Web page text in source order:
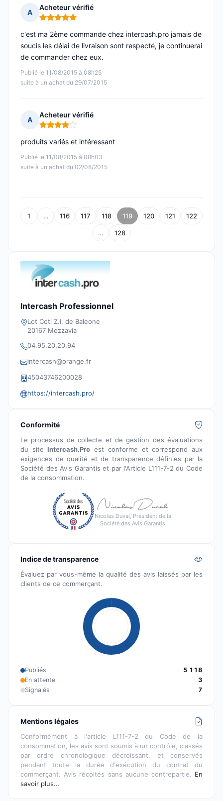
A
Acheteur vérifié
Note : 5 sur 5
Publié le 11/08/2015 à 08h25
suite à un achat du 29/07/2015
c'est ma 2ème commande chez intercash.pro jamais de
soucis les délai de livraison sont respecté, je continuerai
de commander chez eux.
A
Acheteur vérifié
Note : 4 sur 5
Publié le 11/08/2015 à 08h03
suite à un achat du 02/08/2015
produits variés et intéressant
1 … 116 117 118 119 120 121 122
… 128
Intercash Professionnel
Lot Coti Z.I. de Baleone
20167 Mezzavia
04.95.20.20.94
intercash@orange.fr
45043746200028
https://intercash.pro/
Conformité
Le processus de collecte et de gestion des évaluations
du siteIntercash.Pro est conforme et correspond aux
exigences de qualité et de transparence définies par la
Société des Avis Garantis et par l'Article L111-7-2 du Code
de la consommation.
Nicolas Duval, Président de la
Société des Avis Garantis
Indice de transparence
Évaluez par vous-même la qualité des avis laissés par les
clients de ce commerçant.
Publiés
5 118
En attente
3
Signalés
7
Mentions légales
Conformément à l'article L111-7-2 du Code de la
consommation, les avis sont soumis à un contrôle, classés
par ordre chronologique décroissant, et conservés
pendant toute la durée d'exécution du contrat du
commerçant. Avis récoltés sans aucune contrepartie. En
savoir plus…